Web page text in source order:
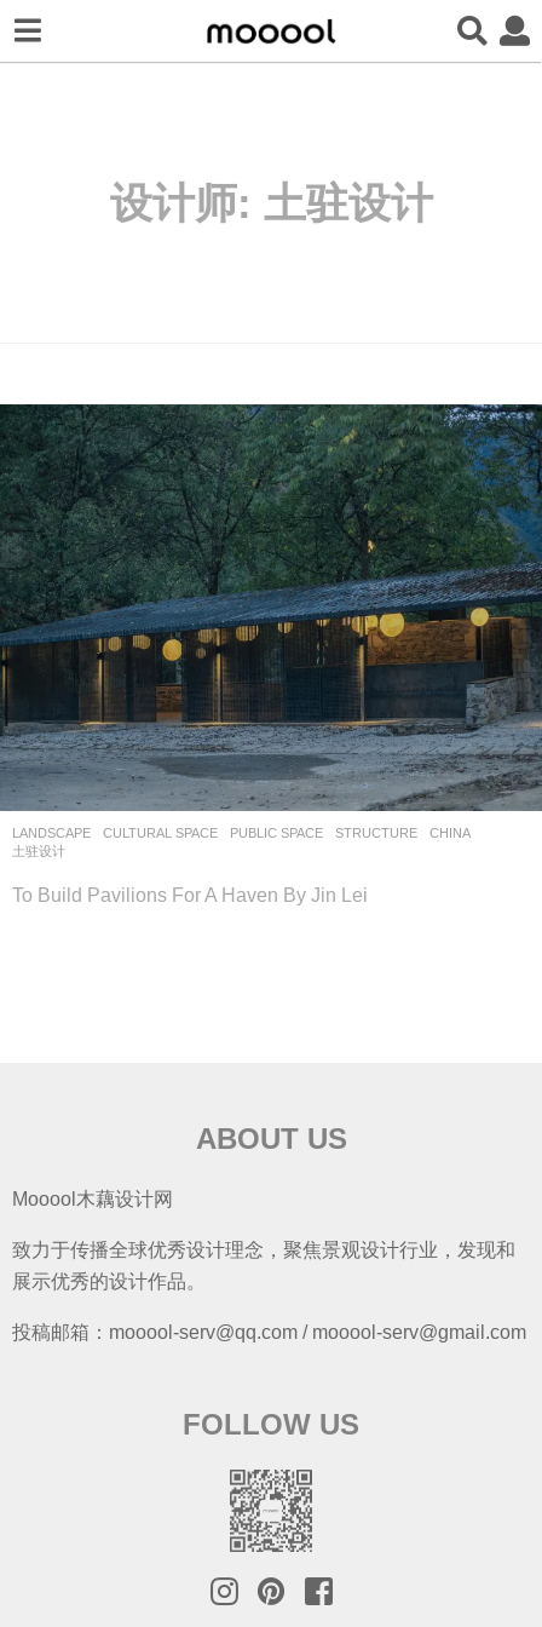
设计师: 土驻设计
LANDSCAPE CULTURAL SPACE ,PUBLIC SPACE ,STRUCTURE
CHINA
土驻设计
To Build Pavilions For A Haven By Jin Lei
ABOUT US
Mooool木藕设计网
致力于传播全球优秀设计理念，聚焦景观设计行业，发现和
展示优秀的设计作品。
投稿邮箱：mooool-serv@qq.com / mooool-serv@gmail.com
FOLLOW US